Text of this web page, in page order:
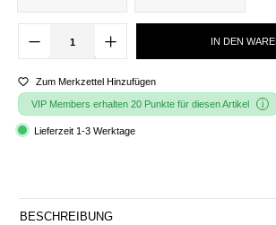
IN DEN
Zum Merkzettel Hinzufügen
VIP Members erhalten 20 Punkte für diesen Artikel
Lieferzeit 1-3 Werktage
BESCHREIBUNG